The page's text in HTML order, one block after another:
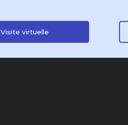
Visite virtuelle